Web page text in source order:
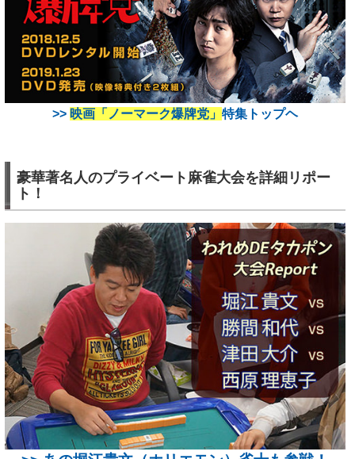
>> 映画「ノーマーク爆牌党」特集トップヘ
豪華著名人のプライベート麻雀大会を詳細リポー
ト！